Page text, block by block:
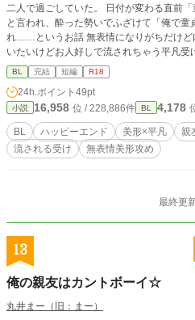
二人で過ごしていた。 日付が変わる直前「
と言われ、酔った勢いでふざけて「俺で
れ……というお話 無表情になりがちだけど内心愛が重い美形攻め×攻めと友達で
いたいけどお人好しで流されちゃう平凡受け ※がタイトルについてるものは
写あり
BL 完結 短編 R18
24h.ポイント 49pt
小説 16,958 位 / 228,886件 BL 4,178
BL ハッピーエンド 美形×平凡 親
流される受け
無表情美形攻め
最終更
13
俺の親友はカントボーイ☆
丸井まー（旧：まー）